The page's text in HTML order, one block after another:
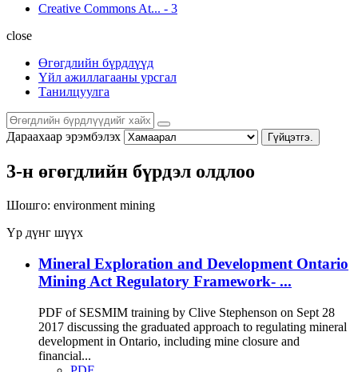
Creative Commons At... - 3
close
Өгөгдлийн бүрдлүүд
Үйл ажиллагааны урсгал
Танилцуулга
Дараахаар эрэмбэлэх Гүйцэтгэ.
3-н өгөгдлийн бүрдэл олдлоо
Шошго: environment mining
Үр дүнг шүүх
Mineral Exploration and Development Ontario
Mining Act Regulatory Framework- ...
PDF of SESMIM training by Clive Stephenson on Sept 28
2017 discussing the graduated approach to regulating mineral
development in Ontario, including mine closure and
financial...